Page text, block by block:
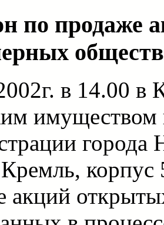
по продаже
обществ
в 14.00 в
города
корпус
акций